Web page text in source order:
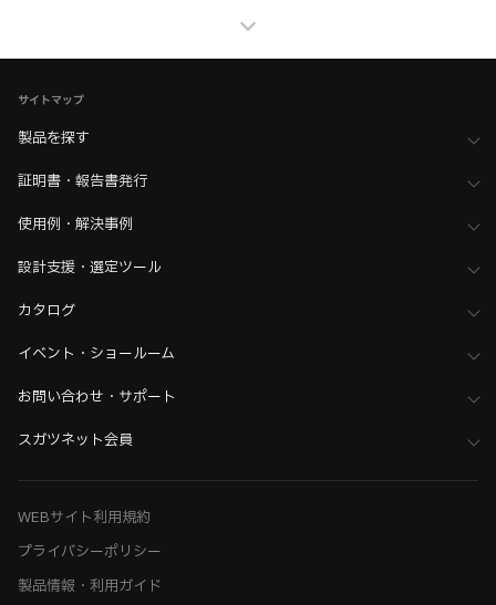
家具金物・建築金物
>
全て（ハンドル・つまみ・ドアハンドル）
サイトマップ
製品を探す
証明書・報告書発行
使用例・解決事例
設計支援・選定ツール
カタログ
イベント・ショールーム
お問い合わせ・サポート
スガツネット会員
WEBサイト利用規約
プライバシーポリシー
製品情報・利用ガイド